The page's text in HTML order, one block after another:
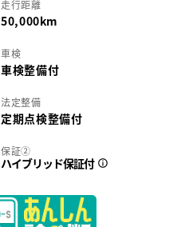
走行距離
50,000km
車検
車検整備付
法定整備
定期点検整備付
保証②
ハイブリッド保証付